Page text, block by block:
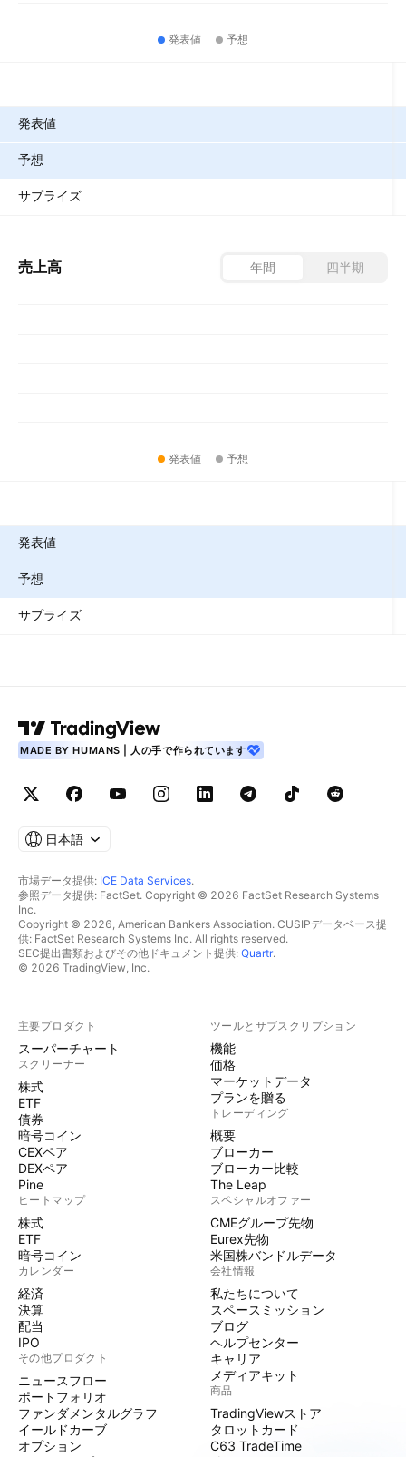
発表値 予想
発表値
予想
サプライズ
売上高 年間 四半期
発表値 予想
発表値
予想
サプライズ
MADE BY HUMANS | 人の手で作られています
日本語
市場データ提供: ICE Data Services.
参照データ提供: FactSet. Copyright © 2026 FactSet Research Systems
Inc.
Copyright © 2026, American Bankers Association. CUSIPデータベース提
供: FactSet Research Systems Inc. All rights reserved.
SEC提出書類およびその他ドキュメント提供: Quartr.
© 2026 TradingView, Inc.
主要プロダクト
スーパーチャート
スクリーナー
株式
ETF
債券
暗号コイン
CEXペア
DEXペア
Pine
ヒートマップ
株式
ETF
暗号コイン
カレンダー
経済
決算
配当
IPO
その他プロダクト
ニュースフロー
ポートフォリオ
ファンダメンタルグラフ
イールドカーブ
オプション
ツールとサブスクリプション
機能
価格
マーケットデータ
プランを贈る
トレーディング
概要
ブローカー
ブローカー比較
The Leap
スペシャルオファー
CMEグループ先物
Eurex先物
米国株バンドルデータ
会社情報
私たちについて
スペースミッション
ブログ
ヘルプセンター
キャリア
メディアキット
商品
TradingViewストア
タロットカード
C63 TradeTime